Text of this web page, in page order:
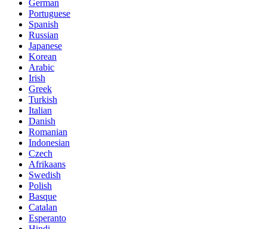
German
Portuguese
Spanish
Russian
Japanese
Korean
Arabic
Irish
Greek
Turkish
Italian
Danish
Romanian
Indonesian
Czech
Afrikaans
Swedish
Polish
Basque
Catalan
Esperanto